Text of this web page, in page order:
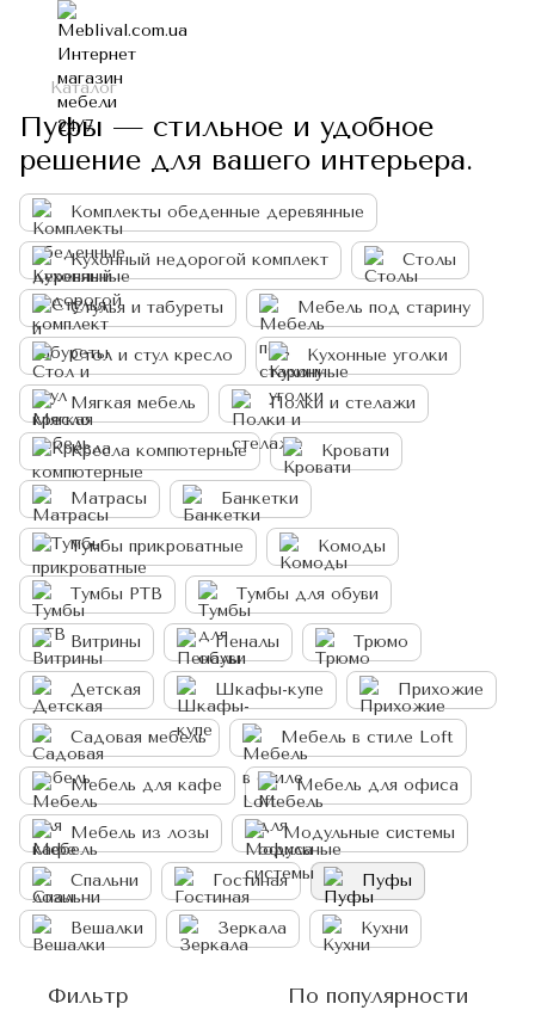
Каталог
Пуфы — стильное и удобное
решение для вашего интерьера.
Комплекты обеденные деревянные
Кухонный недорогой комплект Столы
Стулья и табуреты Мебель под старину
Стол и стул кресло Кухонные уголки
Мягкая мебель Полки и стелажи
Кресла компютерные Кровати
Матрасы Банкетки
Тумбы прикроватные Комоды
Тумбы РТВ Тумбы для обуви
Витрины Пеналы Трюмо
Детская Шкафы-купе Прихожие
Садовая мебель Мебель в стиле Loft
Мебель для кафе Мебель для офиса
Мебель из лозы Модульные системы
Спальни Гостиная Пуфы
Вешалки Зеркала Кухни
Фильтр По популярности